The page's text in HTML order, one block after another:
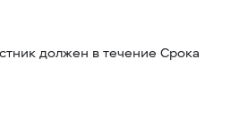
должен в течение Срока